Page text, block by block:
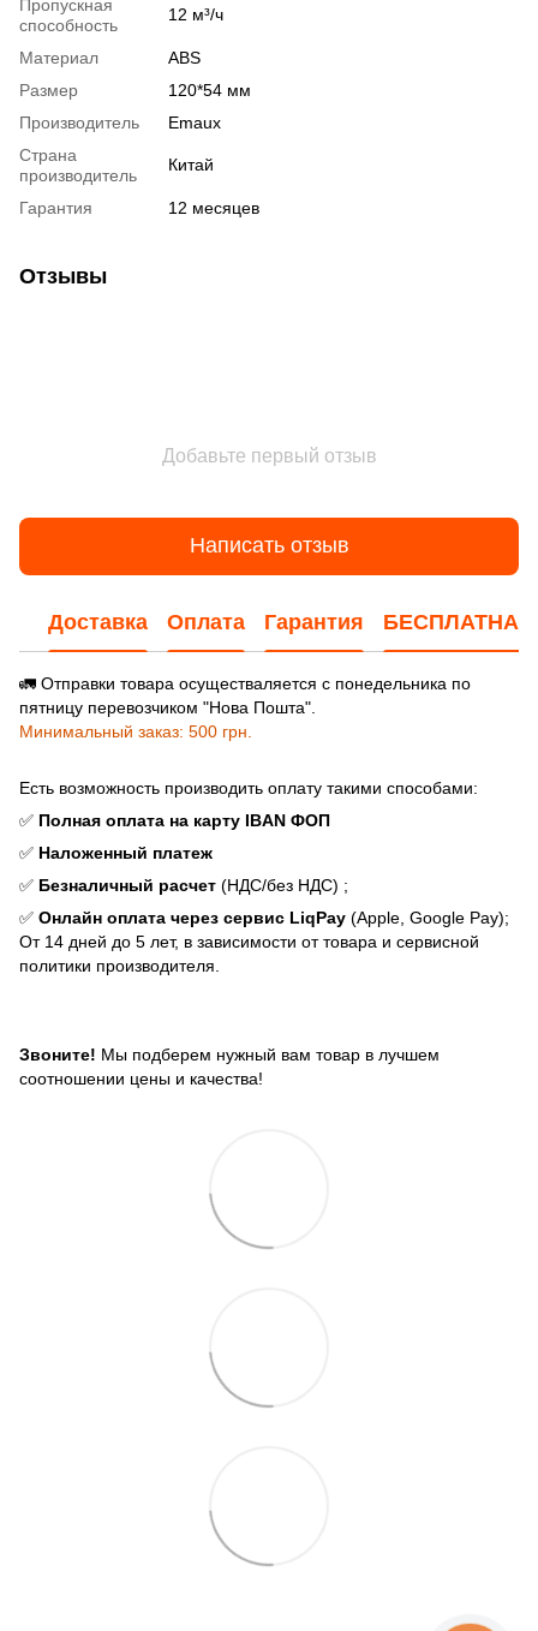
Пропускная
способность
12 м³/ч
Материал
ABS
Размер
120*54 мм
Производитель
Emaux
Страна
производитель
Китай
Гарантия 12 месяцев
Отзывы
Добавьте первый отзыв
Написать отзыв
Доставка Оплата Гарантия
🚛 Отправки товара осуществаляется с понедельника по
пятницу перевозчиком "Нова Пошта".
Минимальный заказ: 500 грн.
Есть возможность производить оплату такими способами:
✅ Полная оплата на карту IBAN ФОП
✅ Наложенный платеж
✅ Безналичный расчет (НДС/без НДС) ;
✅ Онлайн оплата через сервис LiqPay (Apple, Google Pay);
От 14 дней до 5 лет, в зависимости от товара и сервисной
политики производителя.
Звоните! Мы подберем нужный вам товар в лучшем
соотношении цены и качества!